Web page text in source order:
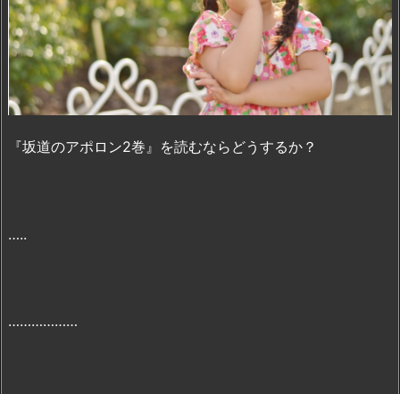
能…？
3.
『坂
道
の
ア
ポ
料”で、“今
『坂道のアポロン2巻』を読むならどうするか？
…..
………………